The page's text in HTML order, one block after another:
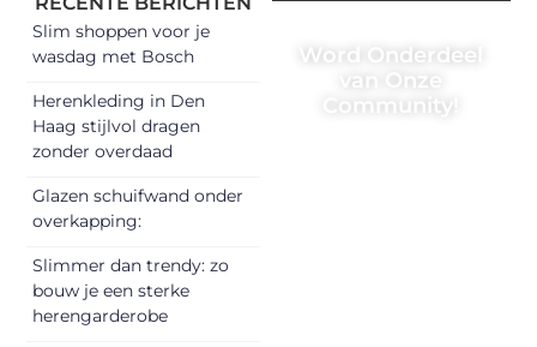
Slim shoppen voor je
wasdag met Bosch
Herenkleding in Den
Haag stijlvol dragen
zonder overdaad
Glazen schuifwand onder
overkapping:
Slimmer dan trendy: zo
bouw je een sterke
herengarderobe
Word Onderdeel
van Onze
Community!